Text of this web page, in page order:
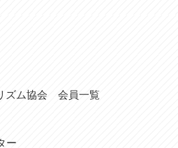
ズム協会 会員一覧
ー